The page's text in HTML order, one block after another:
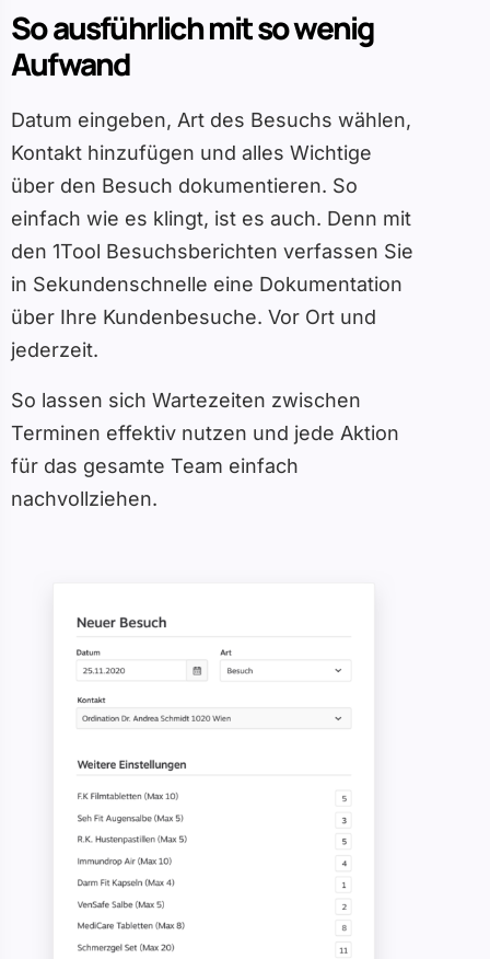
So ausführlich mit so wenig
Aufwand
Datum eingeben, Art des Besuchs wählen,
Kontakt hinzufügen und alles Wichtige
über den Besuch dokumentieren. So
einfach wie es klingt, ist es auch. Denn mit
den 1Tool Besuchsberichten verfassen Sie
in Sekundenschnelle eine Dokumentation
über Ihre Kundenbesuche. Vor Ort und
jederzeit.
So lassen sich Wartezeiten zwischen
Terminen effektiv nutzen und jede Aktion
für das gesamte Team einfach
nachvollziehen.